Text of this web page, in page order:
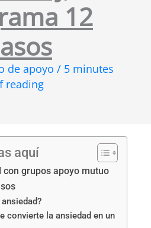
12
de apoyo / 5 minutes
reading
aquí
con grupos apoyo mutuo
convierte la ansiedad en un